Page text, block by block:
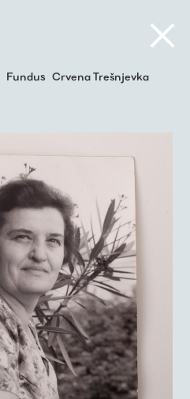
Fundus Crvena Trešnjevka